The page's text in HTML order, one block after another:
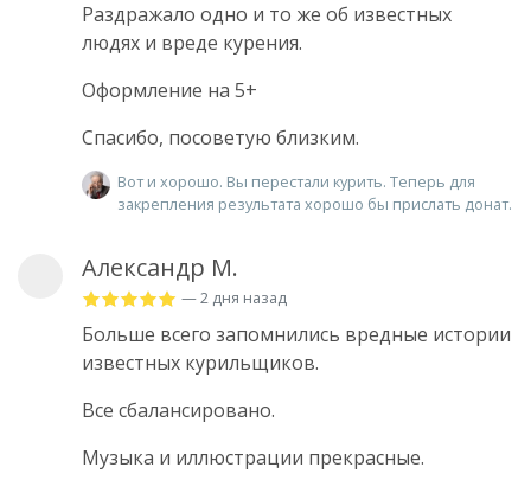
Раздражало одно и то же об известных
людях и вреде курения.
Оформление на 5+
Спасибо, посоветую близким.
Вот и хорошо. Вы перестали курить. Теперь для
закрепления результата хорошо бы прислать донат.
Александр М.
— 2 дня назад
Больше всего запомнились вредные истории
известных курильщиков.
Все сбалансировано.
Музыка и иллюстрации прекрасные.